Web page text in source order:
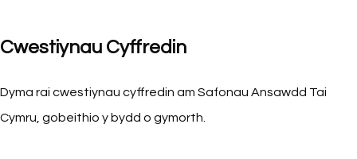
Cwestiynau Cyffredin
Dyma rai cwestiynau cyffredin am Safonau Ansawdd Tai
Cymru, gobeithio y bydd o gymorth.